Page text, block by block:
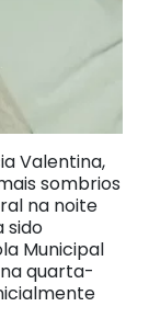
Valentina,
sombrios
na noite
sido
Municipal
na quarta-